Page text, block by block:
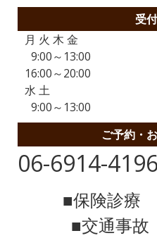
受
月 火 木 金
9:00～13:00
16:00～20:00
水 土
9:00～13:00
ご予約・
06-6914-4196
■保険診療
■交通事